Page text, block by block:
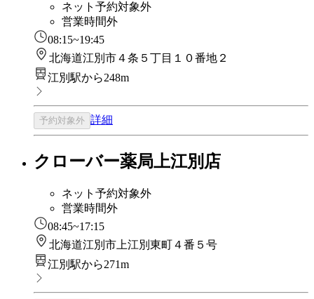
ネット予約対象外
営業時間外
08:15~19:45
北海道江別市４条５丁目１０番地２
江別駅から248m
予約対象外 詳細
クローバー薬局上江別店
ネット予約対象外
営業時間外
08:45~17:15
北海道江別市上江別東町４番５号
江別駅から271m